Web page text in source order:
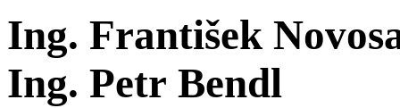
Ing. František
Ing. Petr Bendl